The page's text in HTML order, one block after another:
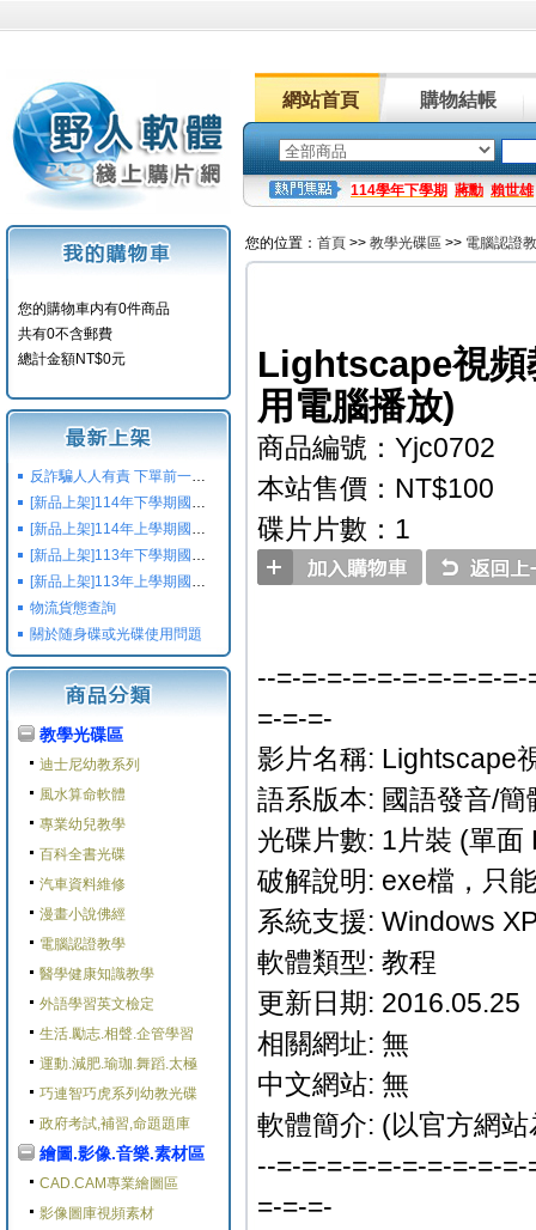
網站首頁 購物結帳
114學年下學期 蔣勳 賴世雄
您的購物車内有0件商品
共有0不含郵費
總計金額NT$0元
反詐騙人人有責 下單前一定要注意
[新品上架]114年下學期國小國中高中命題光碟,校用卷,習作
[新品上架]114年上學期國小國中高中命題光碟,校用卷,習作
[新品上架]113年下學期國小國中高中命題光碟,校用卷,習作
[新品上架]113年上學期國小國中高中命題光碟,校用卷,習作
物流貨態查詢
關於随身碟或光碟使用問題
教學光碟區
迪士尼幼教系列
風水算命軟體
專業幼兒教學
百科全書光碟
汽車資料維修
漫畫小說佛經
電腦認證教學
醫學健康知識教學
外語學習英文檢定
生活.勵志.相聲.企管學習
運動.減肥.瑜珈.舞蹈.太極
巧連智巧虎系列幼教光碟
政府考試,補習,命題題庫
繪圖.影像.音樂.素材區
CAD.CAM專業繪圖區
影像圖庫視頻素材
您的位置： 首頁 >> 教學光碟區 >> 電腦認證
Lightscape視頻
用電腦播放)
商品編號：Yjc0702
本站售價：NT$100
碟片片數：1
--=-=-=-=-=-=-=-=-=-
=-=-=-
影片名稱: Lightscape
語系版本: 國語發音/
光碟片數: 1片裝 (單面
破解說明: exe檔，只
系統支援: Windows
軟體類型: 教程
更新日期: 2016.05.25
相關網址: 無
中文網站: 無
軟體簡介: (以官方網站
--=-=-=-=-=-=-=-=-=-
=-=-=-